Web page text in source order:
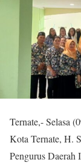
Ternate,- Selasa
Kota Ternate, H.
Pengurus Daerah